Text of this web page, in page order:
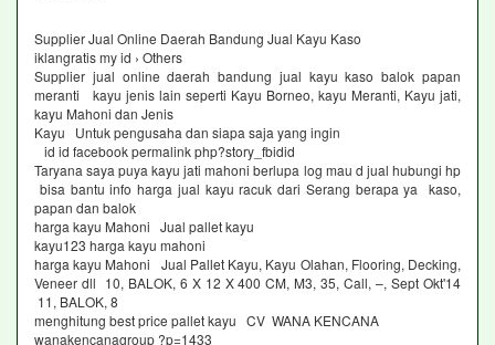
Supplier Jual Online Daerah Bandung Jual Kayu Kaso
iklangratis my id › Others
Supplier jual online daerah bandung jual kayu kaso balok papan
meranti kayu jenis lain seperti Kayu Borneo, kayu Meranti, Kayu jati,
kayu Mahoni dan Jenis
Kayu Untuk pengusaha dan siapa saja yang ingin
id id facebook permalink php?story_fbidid
Taryana saya puya kayu jati mahoni berlupa log mau d jual hubungi hp
bisa bantu info harga jual kayu racuk dari Serang berapa ya kaso,
papan dan balok
harga kayu Mahoni Jual pallet kayu
kayu123 harga kayu mahoni
harga kayu Mahoni Jual Pallet Kayu, Kayu Olahan, Flooring, Decking,
Veneer dll 10, BALOK, 6 X 12 X 400 CM, M3, 35, Call, –, Sept Okt'14
11, BALOK, 8
menghitung best price pallet kayu CV WANA KENCANA
wanakencanagroup ?p=1433